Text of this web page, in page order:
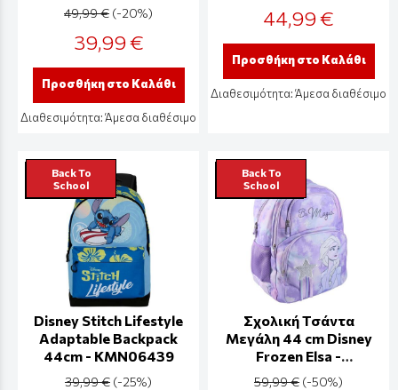
49,99 € (-20%)
39,99 €
Προσθήκη στο Καλάθι
Διαθεσιμότητα:Άμεσα διαθέσιμο
44,99 €
Προσθήκη στο Καλάθι
Διαθεσιμότητα:Άμεσα διαθέσιμο
Back To
School
Disney Stitch Lifestyle
Adaptable Backpack
44cm - KMN06439
39,99 € (-25%)
Back To
School
Σχολική Τσάντα
Μεγάλη 44 cm Disney
Frozen Elsa -
CRD2100003832
59,99 € (-50%)